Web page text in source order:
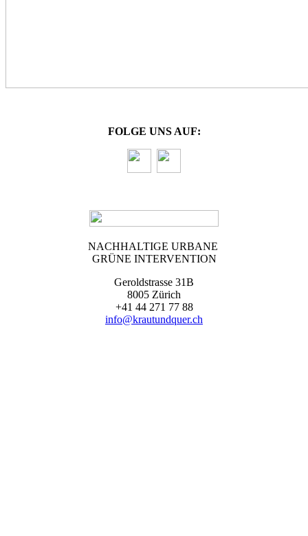
FOLGE UNS AUF:
NACHHALTIGE URBANE
GRÜNE INTERVENTION
Geroldstrasse 31B
8005 Zürich
+41 44 271 77 88
info@krautundquer.ch